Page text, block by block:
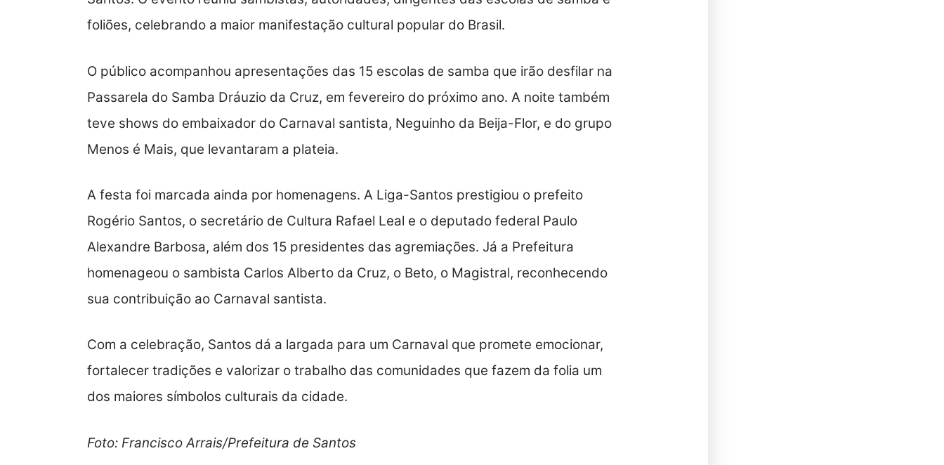
foliões, celebrando a maior manifestação cultural popular do Brasil.
O público acompanhou apresentações das 15 escolas de samba que irão desfilar na
Passarela do Samba Dráuzio da Cruz, em fevereiro do próximo ano. A noite também
teve shows do embaixador do Carnaval santista, Neguinho da Beija-Flor, e do grupo
Menos é Mais, que levantaram a plateia.
A festa foi marcada ainda por homenagens. A Liga-Santos prestigiou o prefeito
Rogério Santos, o secretário de Cultura Rafael Leal e o deputado federal Paulo
Alexandre Barbosa, além dos 15 presidentes das agremiações. Já a Prefeitura
homenageou o sambista Carlos Alberto da Cruz, o Beto, o Magistral, reconhecendo
sua contribuição ao Carnaval santista.
Com a celebração, Santos dá a largada para um Carnaval que promete emocionar,
fortalecer tradições e valorizar o trabalho das comunidades que fazem da folia um
dos maiores símbolos culturais da cidade.
Foto: Francisco Arrais/Prefeitura de Santos